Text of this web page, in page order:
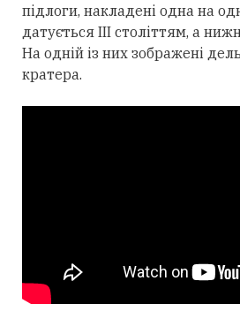
підлоги, накладені одна на
датується III століттям, а
На одній із них зображені
кратера.